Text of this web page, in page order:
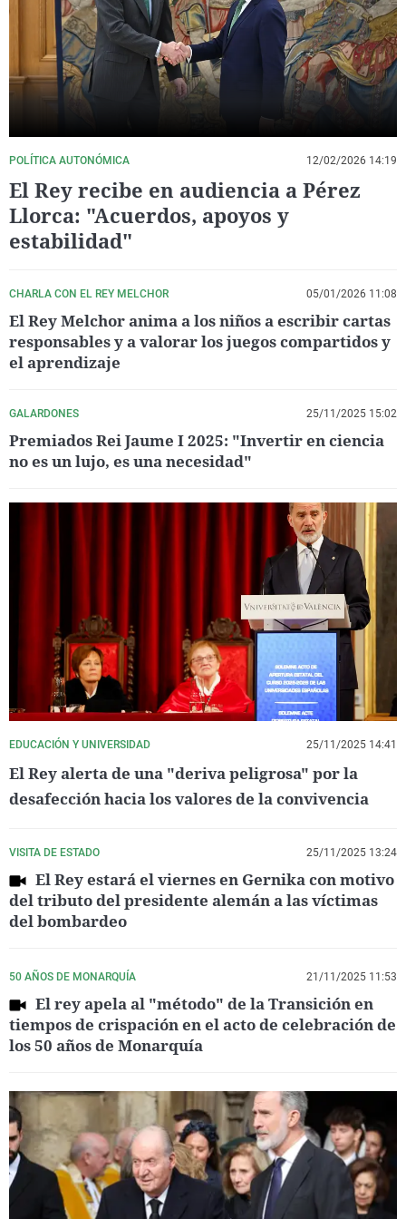
La rosa de los vientos
Gente viajera
Como el perro y el
Caso
Retornados
Equipo de
Operación Viuda
Extremadura
Galicia
La Rioja
Navarra
País Vasco
Virales
Televisión
Elecciones
POLÍTICA AUTONÓMICA 12/02/2026 14:19
El Rey recibe en audiencia a Pérez
Llorca: "Acuerdos, apoyos y
estabilidad"
CHARLA CON EL REY MELCHOR 05/01/2026 11:08
El Rey Melchor anima a los niños a escribir cartas
responsables y a valorar los juegos compartidos y
el aprendizaje
GALARDONES 25/11/2025 15:02
Premiados Rei Jaume I 2025: "Invertir en ciencia
no es un lujo, es una necesidad"
EDUCACIÓN Y UNIVERSIDAD 25/11/2025 14:41
El Rey alerta de una "deriva peligrosa" por la
desafección hacia los valores de la convivencia
VISITA DE ESTADO 25/11/2025 13:24
El Rey estará el viernes en Gernika con motivo
del tributo del presidente alemán a las víctimas
del bombardeo
50 AÑOS DE MONARQUÍA 21/11/2025 11:53
El rey apela al "método" de la Transición en
tiempos de crispación en el acto de celebración de
los 50 años de Monarquía